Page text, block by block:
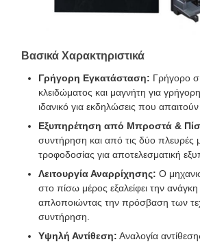
Βασικά Χαρακτηριστικά
Γρήγορη Εγκατάσταση: Γρήγορο
κλειδώματος και μαγνήτη για
ιδανικό για εκδηλώσεις που
Εξυπηρέτηση από Μπροστά &
συντήρηση και από τις δύο πλευρές
τροφοδοσίας για αποτελεσματική
Λειτουργία Αναρρίχησης: Ο
στο πίσω μέρος εξαλείφει την ανάγκη
απλοποιώντας την πρόσβαση των
συντήρηση.
Υψηλή Αντίθεση: Αναλογία